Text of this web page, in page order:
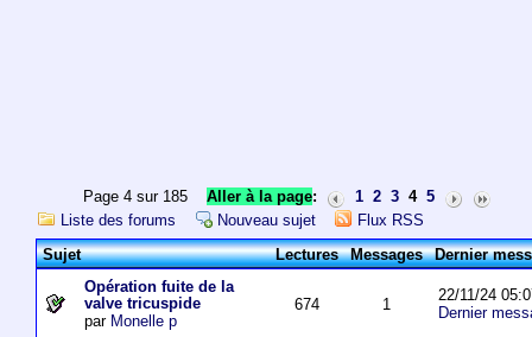
Page 4 sur 185Aller à la page: 1 2 3 4 5
Liste des forums
Nouveau sujet
Flux RSS
Sujet
Lectures Messages Dernier
Opération fuite de la
valve tricuspide
par Monelle p
674 1
22/11/24
Dernier